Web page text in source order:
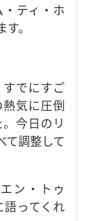
ティ・ホ
。
すでにすご
気に圧倒
今日のリ
て調整して
ン・トゥ
ってくれ